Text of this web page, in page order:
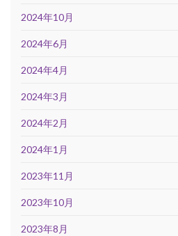
2024年10月
2024年6月
2024年4月
2024年3月
2024年2月
2024年1月
2023年11月
2023年10月
2023年8月